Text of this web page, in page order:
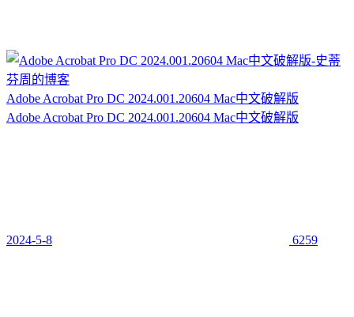
Adobe Acrobat Pro DC 2024.001.20604 Mac中文破解版
Adobe Acrobat Pro DC 2024.001.20604 Mac中文破解版
2024-5-8 6259